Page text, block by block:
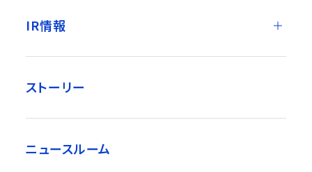
IR情報
ストーリー
ニュースルーム